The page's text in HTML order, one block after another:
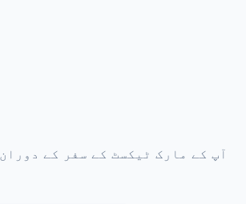
آپ کے مارک ٹیکسٹ کے سفر کے